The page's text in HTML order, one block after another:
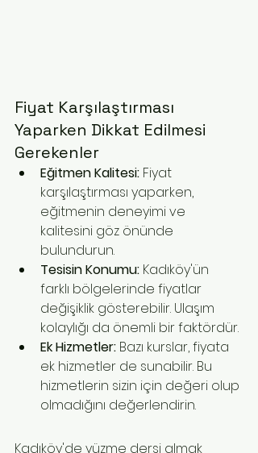
Fiyat Karşılaştırması
Yaparken Dikkat Edilmesi
Gerekenler
Eğitmen Kalitesi: Fiyat
karşılaştırması yaparken,
eğitmenin deneyimi ve
kalitesini göz önünde
bulundurun.
Tesisin Konumu: Kadıköy'ün
farklı bölgelerinde fiyatlar
değişiklik gösterebilir. Ulaşım
kolaylığı da önemli bir faktördür.
Ek Hizmetler: Bazı kurslar, fiyata
ek hizmetler de sunabilir. Bu
hizmetlerin sizin için değeri olup
olmadığını değerlendirin.
Kadıköy'de yüzme dersi almak